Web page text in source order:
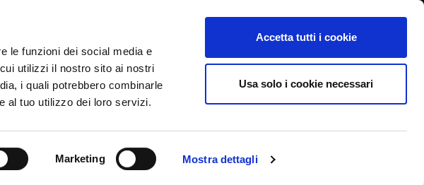
le funzioni dei social media e
utilizzi il nostro sito ai nostri
i quali potrebbero combinarle
al tuo utilizzo dei loro servizi.
Marketing Mostra dettagli
Accetta tutti i cookie
Usa solo i cookie necessari
Whistleblowing International/Italiano
BLOG CASE HISTORY SERVIZI
INFORMAZIONI